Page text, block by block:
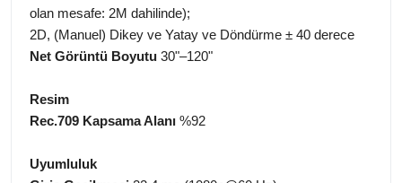
olan mesafe: 2M dahilinde);
2D, (Manuel) Dikey ve Yatay ve Döndürme ± 40 derece
Net Görüntü Boyutu 30"–120"
Resim
Rec.709 Kapsama Alanı %92
Uyumluluk